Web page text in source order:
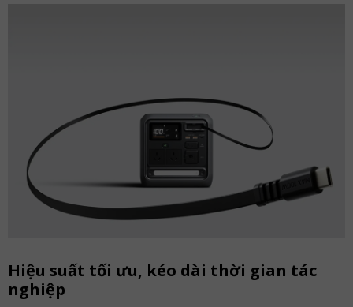
Hiệu suất tối ưu, kéo dài thời gian tác
nghiệp